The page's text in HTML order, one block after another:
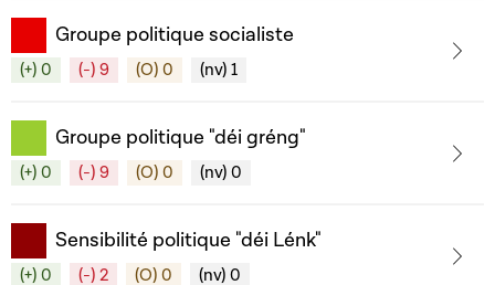
Groupe politique socialiste
(+) 0 (-) 9 (O) 0 (nv) 1
Groupe politique "déi gréng"
(+) 0 (-) 9 (O) 0 (nv) 0
Sensibilité politique "déi Lénk"
(+) 0 (-) 2 (O) 0 (nv) 0